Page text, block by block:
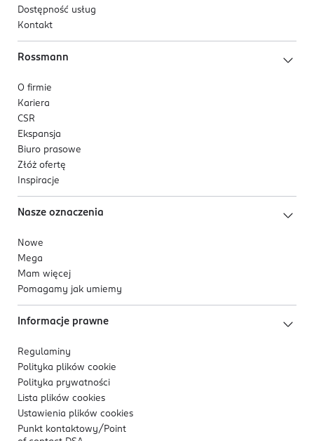
Dostępność usług
Kontakt
Rossmann
O firmie
Kariera
CSR
Ekspansja
Biuro prasowe
Złóż ofertę
Inspiracje
Nasze oznaczenia
Nowe
Mega
Mam więcej
Pomagamy jak umiemy
Informacje prawne
Regulaminy
Polityka plików cookie
Polityka prywatności
Lista plików cookies
Ustawienia plików cookies
Punkt kontaktowy/ Point